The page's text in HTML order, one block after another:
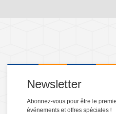
Newsletter
Abonnez-vous pour être le
événements et offres spéciales !